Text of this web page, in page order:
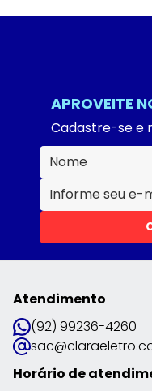
APROVEITE
Cadastre-se e
Atendimento
(92) 99236-4260
Horário de